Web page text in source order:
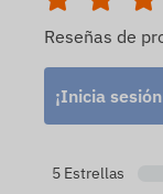
Reseñas de
¡Inicia
5 Estrellas